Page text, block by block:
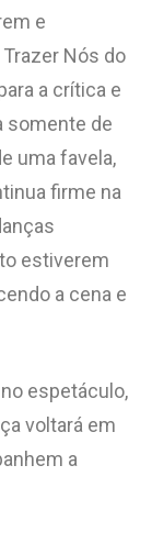
e
Nós do
a crítica e
somente de
uma favela,
firme na
estiverem
a cena e
espetáculo,
voltará em
a